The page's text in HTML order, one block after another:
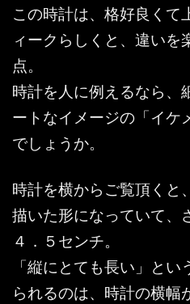
この時計は、格好良くて
ィークらしくと、違いを
点。
時計を人に例えるなら、
ートなイメージの「イケ
でしょうか。
時計を横からご覧頂くと
描いた形になっていて、
４．５センチ。
「縦にとても長い」と
られるのは、時計の横幅